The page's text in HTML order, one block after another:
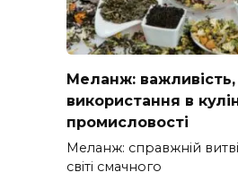
Меланж:
використання в
промисловості
Меланж: справжній
світі смачного